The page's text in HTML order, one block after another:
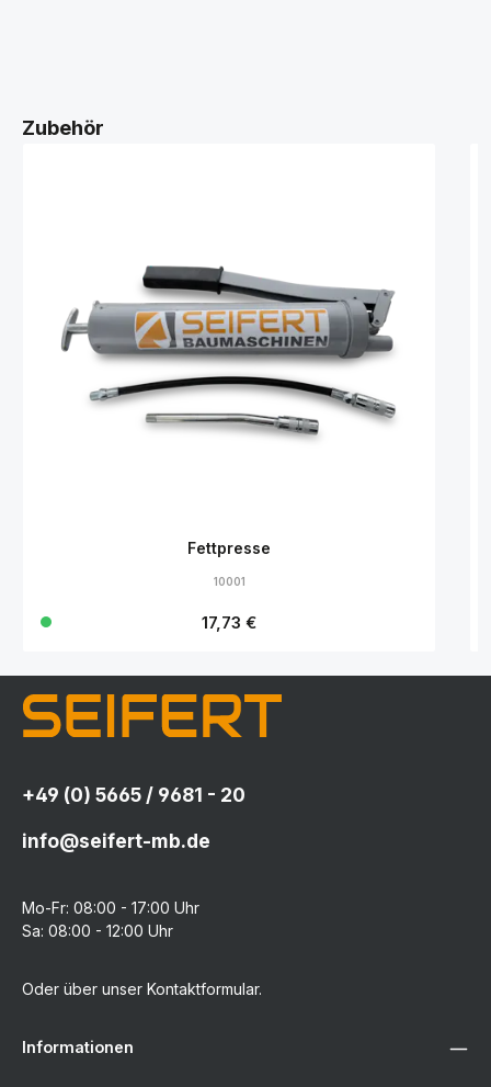
Zubehör
Fettpresse
10001
Regulärer Preis:
17,73 €
+49 (0) 5665 / 9681 - 20
info@seifert-mb.de
Mo-Fr: 08:00 - 17:00 Uhr
Sa: 08:00 - 12:00 Uhr
Oder über unser Kontaktformular.
Informationen